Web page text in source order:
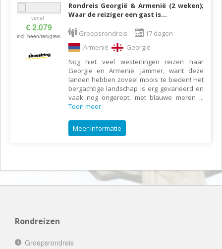
vanaf
€ 2.079
incl. heen/terugreis
Rondreis Georgië & Armenië (2 weken);
Waar de reiziger een gast is...
Groepsrondreis
17 dagen
Armenië
Georgië
Nog niet veel westerlingen reizen naar
Georgië en Armenië. Jammer, want deze
landen hebben zoveel moois te bieden! Het
bergachtige landschap is erg gevarieerd en
vaak nog ongerept, met blauwe meren ...
Toon meer
Meer informatie
Rondreizen
Groepsrondreis